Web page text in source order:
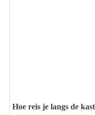
Hoe reis je langs de